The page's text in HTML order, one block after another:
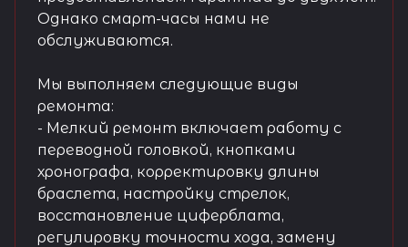
Однако смарт-часы нами не
обслуживаются.
Мы выполняем следующие виды
ремонта:
- Мелкий ремонт включает работу с
переводной головкой, кнопками
хронографа, корректировку длины
браслета, настройку стрелок,
восстановление циферблата,
регулировку точности хода, замену